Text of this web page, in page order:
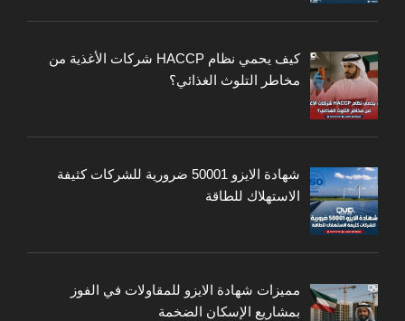
كيف يحمي نظام HACCP شركات الأغذية من
مخاطر التلوث الغذائي؟
شهادة الايزو 50001 ضرورية للشركات كثيفة
الاستهلاك للطاقة
مميزات شهادة الايزو للمقاولات في الفوز
بمشاريع الإسكان الضخمة